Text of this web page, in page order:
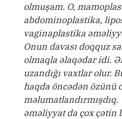
olmuşam. O,
abdominoplastika,
vaginaplastika
Onun davası doqquz
olmaqla əlaqədar idi.
uzandığı vaxtlar olur.
haqda öncədən özünü
əməliyyat da çox çətin